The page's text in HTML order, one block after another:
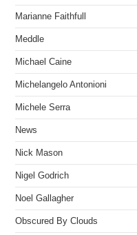
Marianne Faithfull
Meddle
Michael Caine
Michelangelo Antonioni
Michele Serra
News
Nick Mason
Nigel Godrich
Noel Gallagher
Obscured By Clouds